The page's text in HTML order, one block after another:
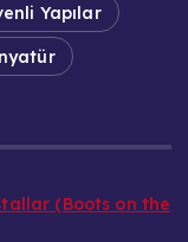
Yapılar
(Boots on the